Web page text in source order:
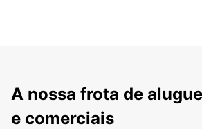
A nossa frota de
e comerciais